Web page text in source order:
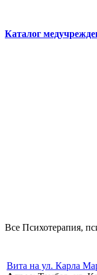
Каталог
Все Психотерапия,
Вита на ул. Карла